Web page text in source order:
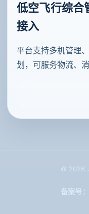
低空飞行综合
接入
平台支持多机管理
划，可服务物流、
© 2026
备案号